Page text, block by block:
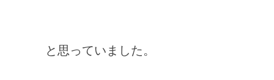
と思っていました。